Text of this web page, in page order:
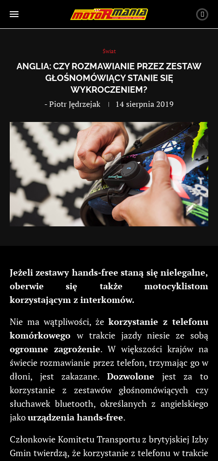
Świat
ANGLIA: CZY ROZMAWIANIE PRZEZ ZESTAW
GŁOŚNOMÓWIĄCY STANIE SIĘ
WYKROCZENIEM?
-Piotr Jędrzejak 14 sierpnia 2019
Jeżeli zestawy hands-free staną się nielegalne,
oberwie się także motocyklistom
korzystającym z interkomów.
Nie ma wątpliwości, że korzystanie z telefonu
komórkowegow trakcie jazdy niesie ze sobą
ogromne zagrożenie. W większości krajów na
świecie rozmawianie przez telefon, trzymając go w
dłoni, jest zakazane. Dozwolone jest za to
korzystanie z zestawów głośnomówiących czy
słuchawek bluetooth, określanych z angielskiego
jakourządzenia hands-free.
Członkowie Komitetu Transportu z brytyjskiej Izby
Gmin twierdzą, że korzystanie z telefonu w trakcie